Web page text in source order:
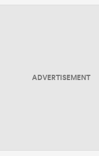
ADVERTISEMENT